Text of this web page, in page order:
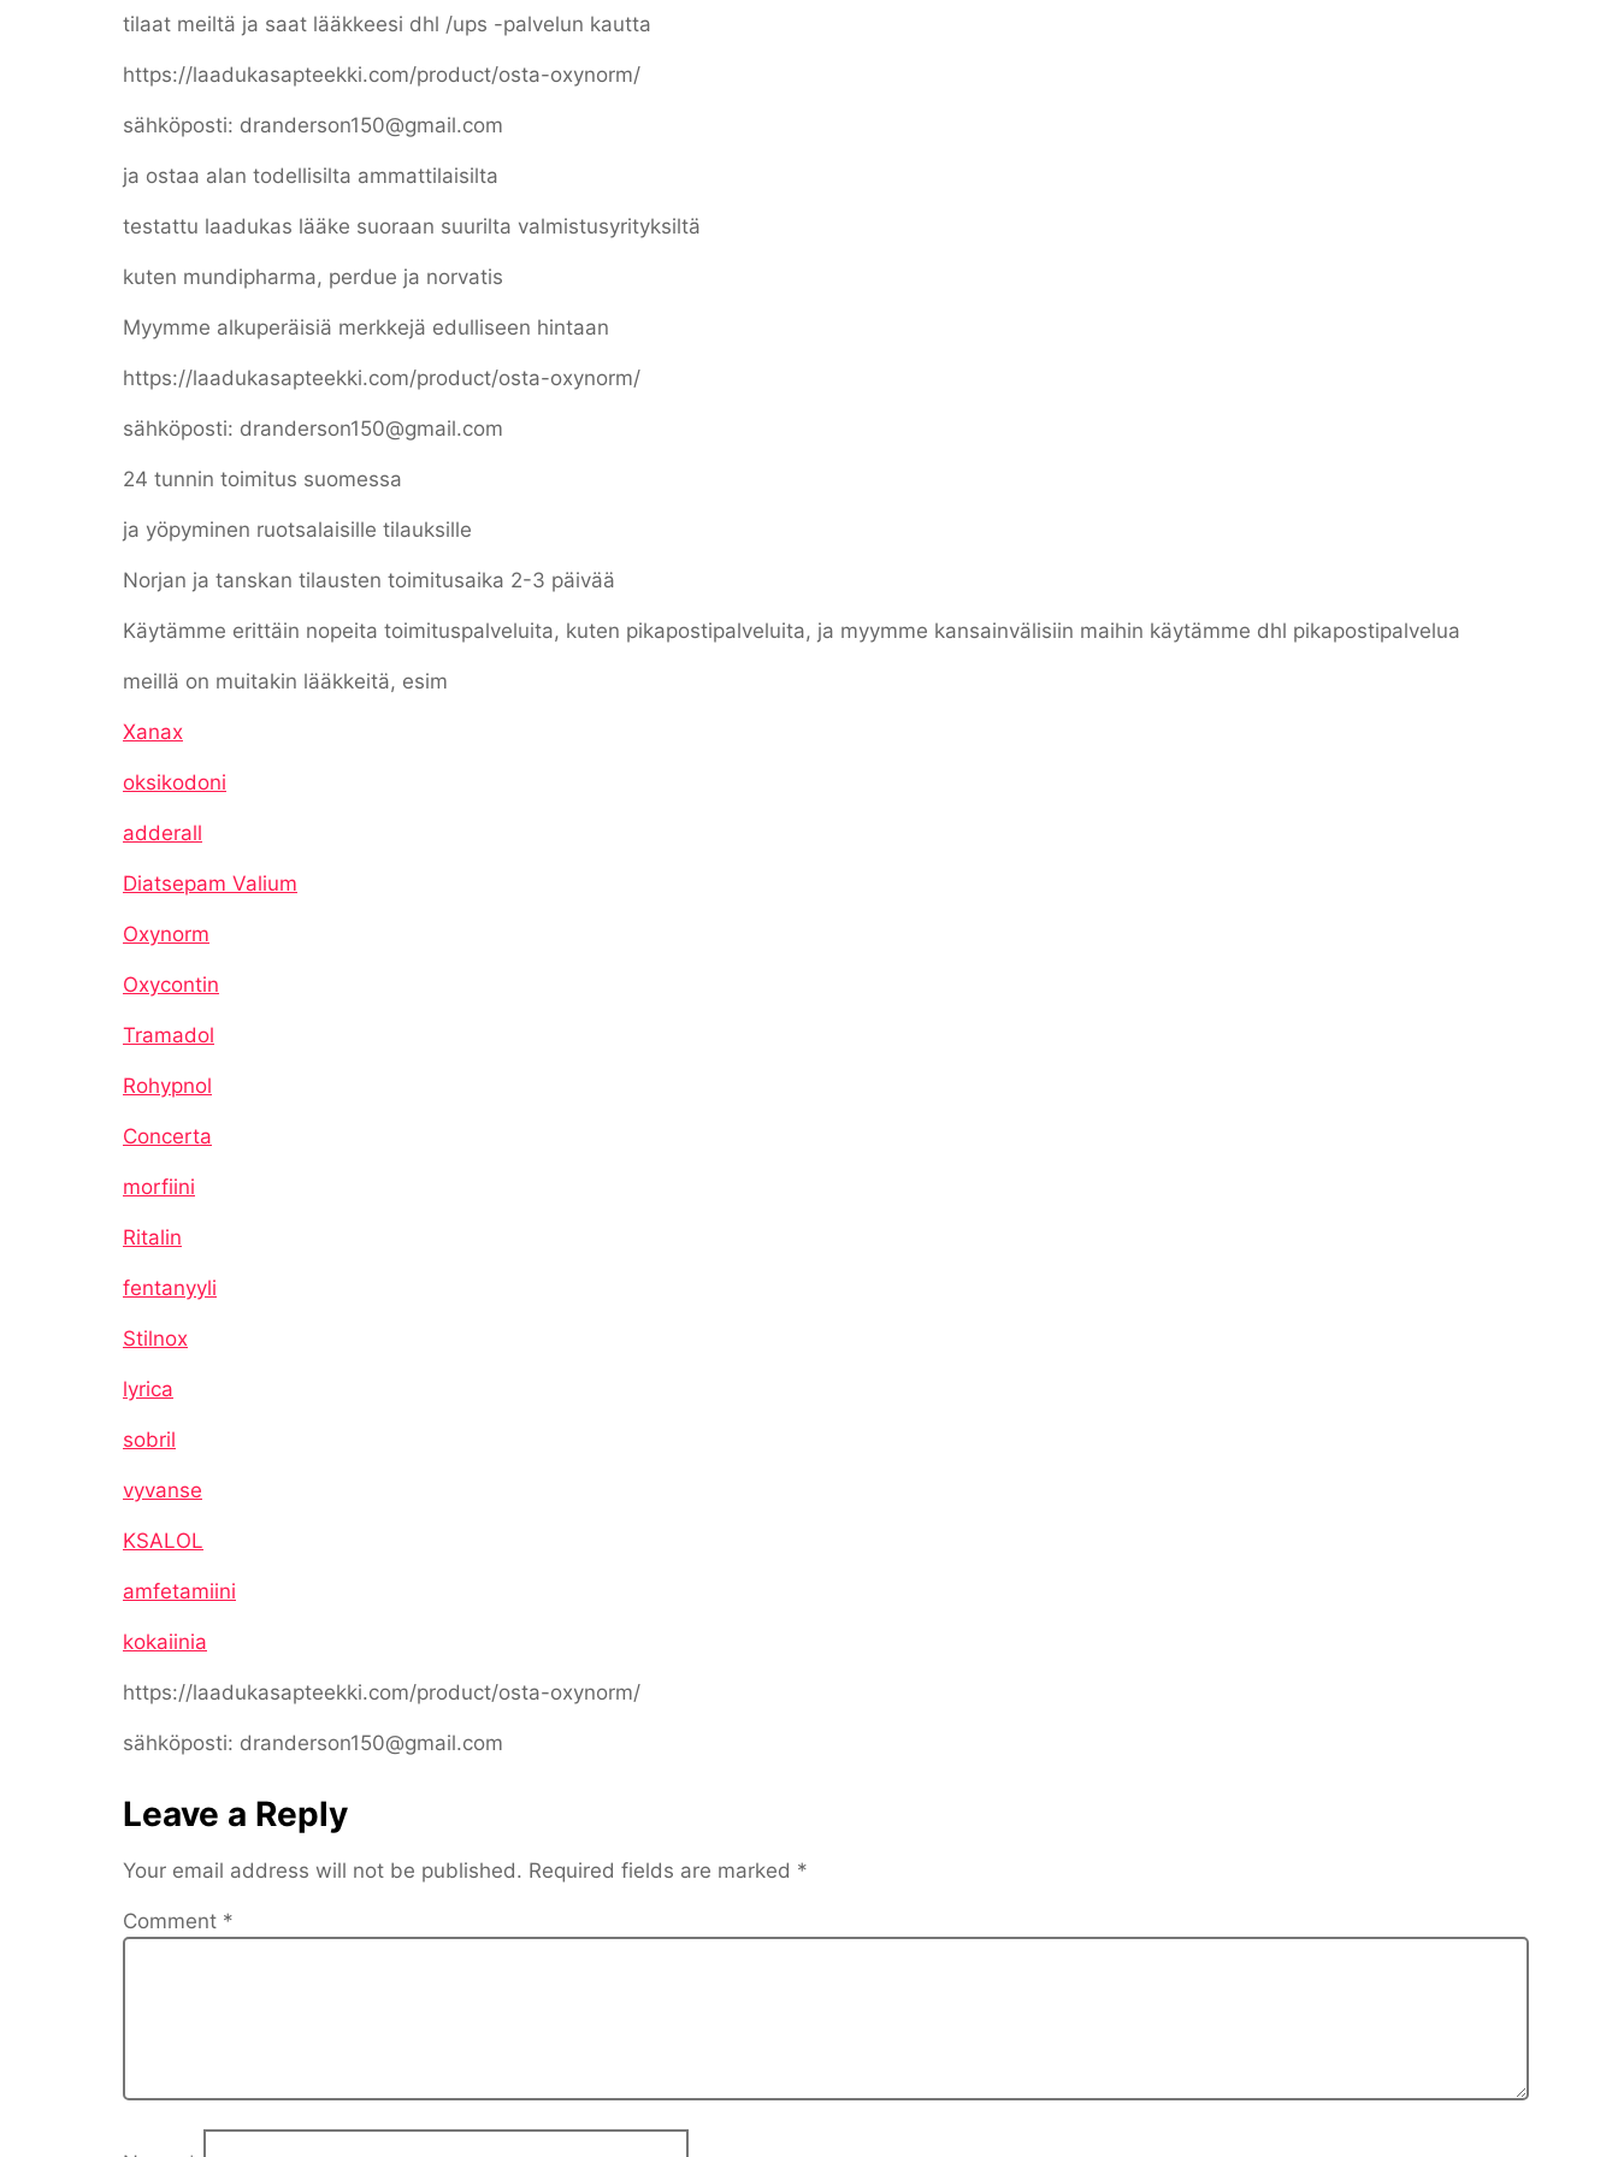
tilaat meiltä ja saat lääkkeesi dhl /ups -palvelun kautta
https://laadukasapteekki.com/product/osta-oxynorm/
sähköposti: dranderson150@gmail.com
ja ostaa alan todellisilta ammattilaisilta
testattu laadukas lääke suoraan suurilta valmistusyrityksiltä
kuten mundipharma, perdue ja norvatis
Myymme alkuperäisiä merkkejä edulliseen hintaan
https://laadukasapteekki.com/product/osta-oxynorm/
sähköposti: dranderson150@gmail.com
24 tunnin toimitus suomessa
ja yöpyminen ruotsalaisille tilauksille
Norjan ja tanskan tilausten toimitusaika 2-3 päivää
Käytämme erittäin nopeita toimituspalveluita, kuten pikapostipalveluita, ja myymme kansainvälisiin maihin käytämme dhl pikapostipalvelua
meillä on muitakin lääkkeitä, esim
Xanax
oksikodoni
adderall
Diatsepam Valium
Oxynorm
Oxycontin
Tramadol
Rohypnol
Concerta
morfiini
Ritalin
fentanyyli
Stilnox
lyrica
sobril
vyvanse
KSALOL
amfetamiini
kokaiinia
https://laadukasapteekki.com/product/osta-oxynorm/
sähköposti: dranderson150@gmail.com
Leave a Reply
Your email address will not be published. Required fields are marked *
Comment *